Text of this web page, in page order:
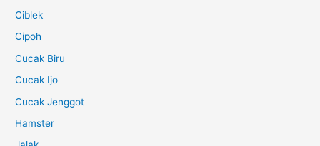
Ciblek
Cipoh
Cucak Biru
Cucak Ijo
Cucak Jenggot
Hamster